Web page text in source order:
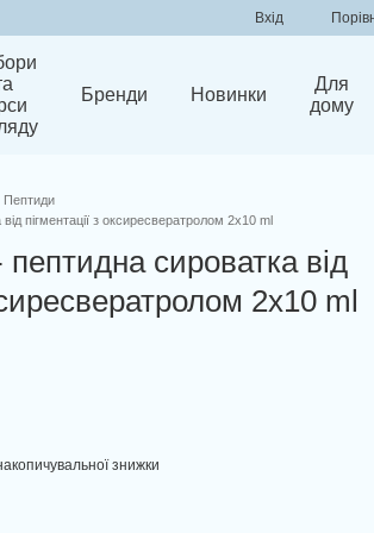
Вхід
Бренди Новинки
Для
дому
Пептиди
пігментації з оксиресвератролом 2х10 ml
сироватка від
2х10 ml
знижки